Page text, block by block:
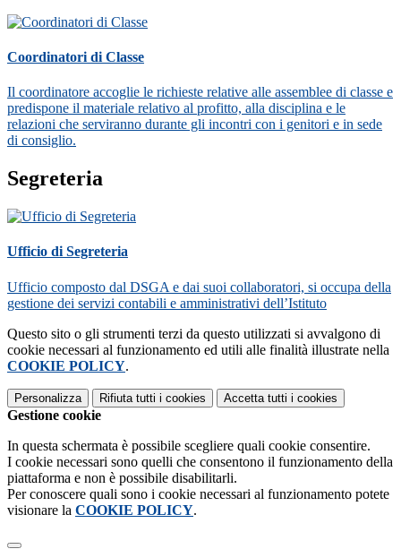
Coordinatori di Classe
Il coordinatore accoglie le richieste relative alle assemblee di classe e
predispone il materiale relativo al profitto, alla disciplina e le
relazioni che serviranno durante gli incontri con i genitori e in sede
di consiglio.
Segreteria
Ufficio di Segreteria
Ufficio composto dal DSGA e dai suoi collaboratori, si occupa della
gestione dei servizi contabili e amministrativi dell’Istituto
Questo sito o gli strumenti terzi da questo utilizzati si avvalgono di
cookie necessari al funzionamento ed utili alle finalità illustrate nella
COOKIE POLICY.
Personalizza Rifiuta tutti i cookies Accetta tutti i cookies
Gestione cookie
In questa schermata è possibile scegliere quali cookie consentire.
I cookie necessari sono quelli che consentono il funzionamento della
piattaforma e non è possibile disabilitarli.
Per conoscere quali sono i cookie necessari al funzionamento potete
visionare la COOKIE POLICY.